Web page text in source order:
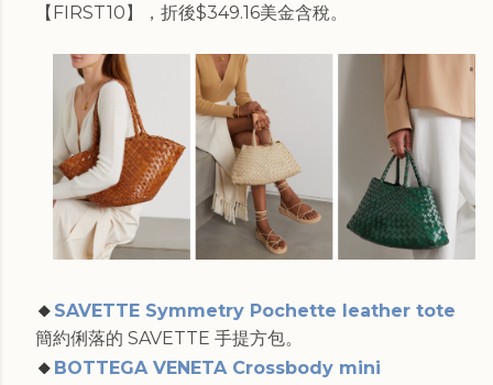
【FIRST10】，折後$349.16美金含稅。
🔸 SAVETTE Symmetry Pochette leather tote
簡約俐落的 SAVETTE 手提方包。
🔸 BOTTEGA VENETA Crossbody mini